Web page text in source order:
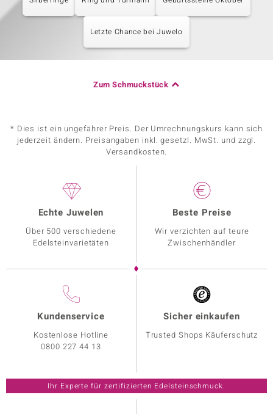
Letzte Chance bei Juwelo
Zum Schmuckstück
* Dies ist ein ungefährer Preis. Der Umrechnungskurs kann sich
jederzeit ändern. Preisangaben inkl. gesetzl. MwSt. und zzgl.
Versandkosten.
Echte Juwelen
Über 500 verschiedene
Edelsteinvarietäten
Beste Preise
Wir verzichten auf teure
Zwischenhändler
Kundenservice
Kostenlose Hotline
0800 227 44 13
Sicher einkaufen
Trusted Shops Käuferschutz
Ihr Experte für zertifizierten Edelsteinschmuck.